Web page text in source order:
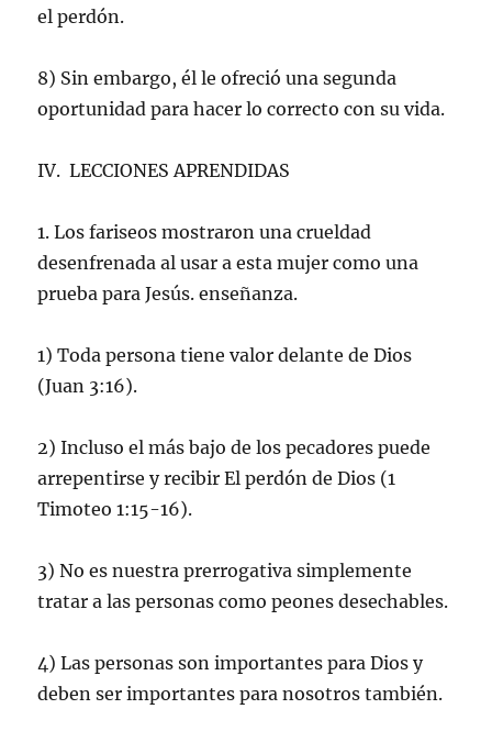
el perdón.
8) Sin embargo, él le ofreció una segunda
oportunidad para hacer lo correcto con su vida.
IV. LECCIONES APRENDIDAS
1. Los fariseos mostraron una crueldad
desenfrenada al usar a esta mujer como una
prueba para Jesús. enseñanza.
1) Toda persona tiene valor delante de Dios
(Juan 3:16).
2) Incluso el más bajo de los pecadores puede
arrepentirse y recibir El perdón de Dios (1
Timoteo 1:15-16).
3) No es nuestra prerrogativa simplemente
tratar a las personas como peones desechables.
4) Las personas son importantes para Dios y
deben ser importantes para nosotros también.